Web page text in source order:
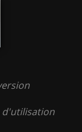
d'utilisation